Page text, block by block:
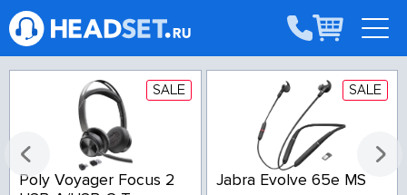
SALE
Poly Voyager Focus 2
SALE
Jabra Evolve 65e MS